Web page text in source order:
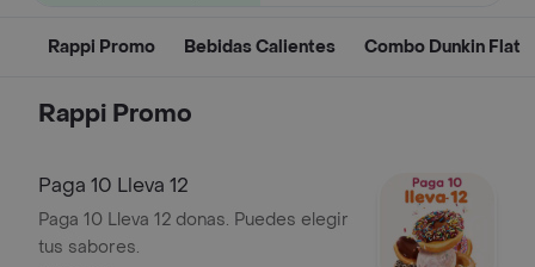
Rappi Promo Bebidas Calientes Combo Dunkin Flat
Rappi Promo
Paga 10 Lleva 12
Paga 10 Lleva 12 donas. Puedes elegir
tus sabores.